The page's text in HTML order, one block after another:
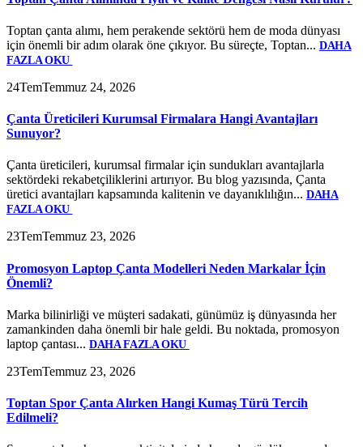
Toptan çanta alımı, hem perakende sektörü hem de moda dünyası
için önemli bir adım olarak öne çıkıyor. Bu süreçte, Toptan... DAHA
FAZLA OKU
24TemTemmuz 24, 2026
Çanta Üreticileri Kurumsal Firmalara Hangi Avantajları
Sunuyor?
Çanta üreticileri, kurumsal firmalar için sundukları avantajlarla
sektördeki rekabetçiliklerini artırıyor. Bu blog yazısında, Çanta
üretici avantajları kapsamında kalitenin ve dayanıklılığın... DAHA
FAZLA OKU
23TemTemmuz 23, 2026
Promosyon Laptop Çanta Modelleri Neden Markalar İçin
Önemli?
Marka bilinirliği ve müşteri sadakati, günümüz iş dünyasında her
zamankinden daha önemli bir hale geldi. Bu noktada, promosyon
laptop çantası... DAHA FAZLA OKU
23TemTemmuz 23, 2026
Toptan Spor Çanta Alırken Hangi Kumaş Türü Tercih
Edilmeli?